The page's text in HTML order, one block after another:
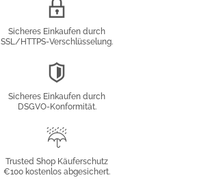
Sicheres Einkaufen durch
SSL/HTTPS-Verschlüsselung.
Sicheres Einkaufen durch
DSGVO-Konformität.
Käuferschutz
Trusted Shop Käuferschutz
€100 kostenlos abgesichert.